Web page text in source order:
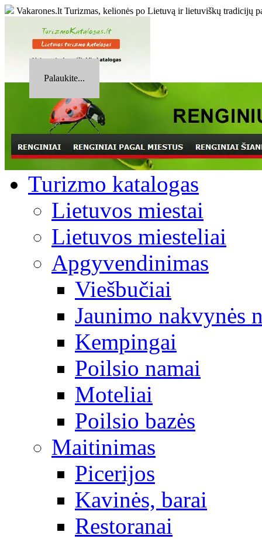
Vakarones.lt Turizmas, kelionės po Lietuvą ir lietuviškų tradicijų
Turizmo katalogas
Lietuvos miestai
Lietuvos miesteliai
Apgyvendinimas
Viešbučiai
Jaunimo nakvynės
Kempingai
Poilsio namai
Moteliai
Poilsio bazės
Maitinimas
Picerijos
Kavinės, barai
Restoranai
Palaukite...